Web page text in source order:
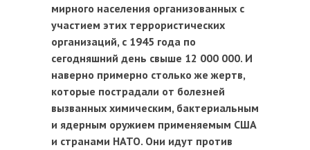
мирного населения организованных с
участием этих террористических
организаций, с 1945 года по
сегодняшний день свыше 12 000 000. И
наверно примерно столько же жертв,
которые пострадали от болезней
вызванных химическим, бактериальным
и ядерным оружием применяемым США
и странами НАТО. Они идут против